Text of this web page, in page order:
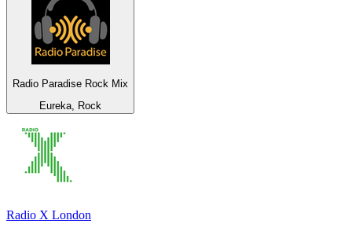
Radio Paradise Rock Mix
Eureka, Rock
Radio X London